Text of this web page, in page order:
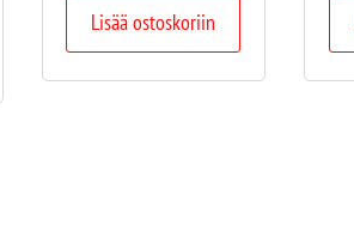
Lisää ostoskoriin